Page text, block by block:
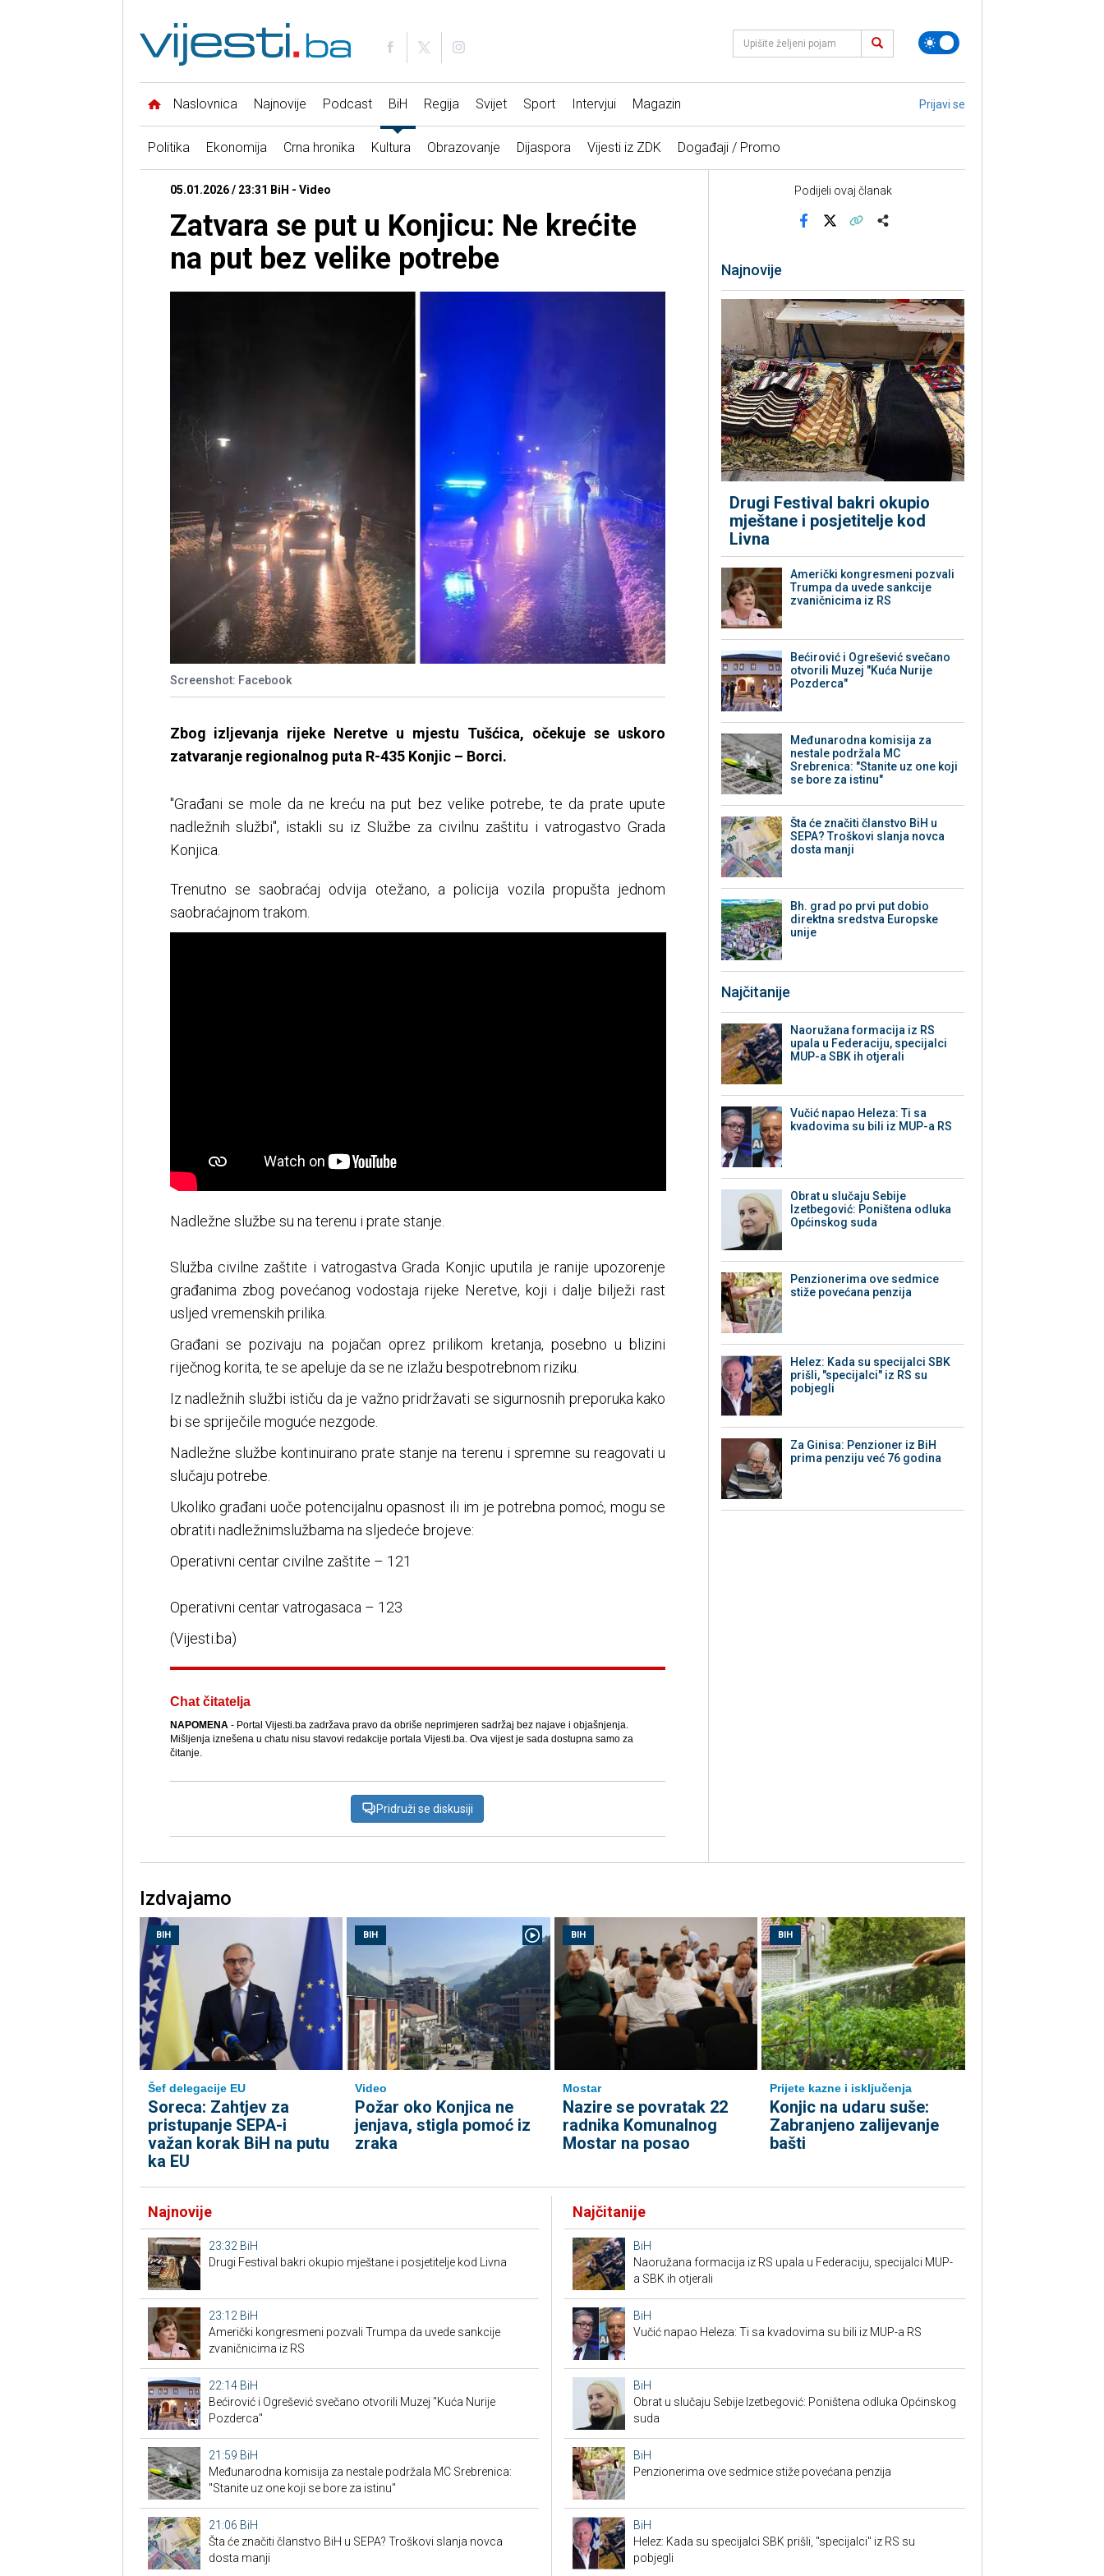
Naslovnica Najnovije Podcast BiH Regija Svijet Sport Intervjui Magazin Prijavi se
Politika Ekonomija Crna hronika Kultura Obrazovanje Dijaspora Vijesti iz ZDK Događaji / Promo
05.01.2026 / 23:31 BiH - Video
Zatvara se put u Konjicu: Ne krećite
na put bez velike potrebe
Screenshot: Facebook
Zbog izljevanja rijeke Neretve u mjestu Tušćica, očekuje se uskoro
zatvaranje regionalnog puta R-435 Konjic – Borci.
"Građani se mole da ne kreću na put bez velike potrebe, te da prate upute
nadležnih službi", istakli su iz Službe za civilnu zaštitu i vatrogastvo Grada
Konjica.
Trenutno se saobraćaj odvija otežano, a policija vozila propušta jednom
saobraćajnom trakom.
Nadležne službe su na terenu i prate stanje.
Služba civilne zaštite i vatrogastva Grada Konjic uputila je ranije upozorenje
građanima zbog povećanog vodostaja rijeke Neretve, koji i dalje bilježi rast
usljed vremenskih prilika.
Građani se pozivaju na pojačan oprez prilikom kretanja, posebno u blizini
riječnog korita, te se apeluje da se ne izlažu bespotrebnom riziku.
Iz nadležnih službi ističu da je važno pridržavati se sigurnosnih preporuka kako
bi se spriječile moguće nezgode.
Nadležne službe kontinuirano prate stanje na terenu i spremne su reagovati u
slučaju potrebe.
Ukoliko građani uoče potencijalnu opasnost ili im je potrebna pomoć, mogu se
obratiti nadležnimslužbama na sljedeće brojeve:
Operativni centar civilne zaštite – 121
Operativni centar vatrogasaca – 123
(Vijesti.ba)
Chat čitatelja
NAPOMENA- Portal Vijesti.ba zadržava pravo da obriše neprimjeren sadržaj bez najave i objašnjenja.
Mišljenja iznešena u chatu nisu stavovi redakcije portala Vijesti.ba. Ova vijest je sada dostupna samo za
čitanje.
Pridruži se diskusiji
Podijeli ovaj članak
Najnovije
Drugi Festival bakri okupio
mještane i posjetitelje kod
Livna
Američki kongresmeni pozvali
Trumpa da uvede sankcije
zvaničnicima iz RS
Bećirović i Ogrešević svečano
otvorili Muzej "Kuća Nurije
Pozderca"
Međunarodna komisija za
nestale podržala MC
Srebrenica: "Stanite uz one koji
se bore za istinu"
Šta će značiti članstvo BiH u
SEPA? Troškovi slanja novca
dosta manji
Bh. grad po prvi put dobio
direktna sredstva Europske
unije
Najčitanije
Naoružana formacija iz RS
upala u Federaciju, specijalci
MUP-a SBK ih otjerali
Vučić napao Heleza: Ti sa
kvadovima su bili iz MUP-a RS
Obrat u slučaju Sebije
Izetbegović: Poništena odluka
Općinskog suda
Penzionerima ove sedmice
stiže povećana penzija
Helez: Kada su specijalci SBK
prišli, "specijalci" iz RS su
pobjegli
Za Ginisa: Penzioner iz BiH
prima penziju već 76 godina
Izdvajamo
BIH
Šef delegacije EU
Soreca: Zahtjev za
pristupanje SEPA-i
važan korak BiH na putu
ka EU
BIH
Video
Požar oko Konjica ne
jenjava, stigla pomoć iz
zraka
BIH
Mostar
Nazire se povratak 22
radnika Komunalnog
Mostar na posao
BIH
Prijete kazne i isključenja
Konjic na udaru suše:
Zabranjeno zalijevanje
bašti
Najnovije
23:32 BiH
Drugi Festival bakri okupio mještane i posjetitelje kod Livna
23:12 BiH
Američki kongresmeni pozvali Trumpa da uvede sankcije
zvaničnicima iz RS
22:14 BiH
Bećirović i Ogrešević svečano otvorili Muzej "Kuća Nurije
Pozderca"
21:59 BiH
Međunarodna komisija za nestale podržala MC Srebrenica:
"Stanite uz one koji se bore za istinu"
21:06 BiH
Šta će značiti članstvo BiH u SEPA? Troškovi slanja novca
dosta manji
Najčitanije
BiH
Naoružana formacija iz RS upala u Federaciju, specijalci MUP-
a SBK ih otjerali
BiH
Vučić napao Heleza: Ti sa kvadovima su bili iz MUP-a RS
BiH
Obrat u slučaju Sebije Izetbegović: Poništena odluka Općinskog
suda
BiH
Penzionerima ove sedmice stiže povećana penzija
BiH
Helez: Kada su specijalci SBK prišli, "specijalci" iz RS su
pobjegli